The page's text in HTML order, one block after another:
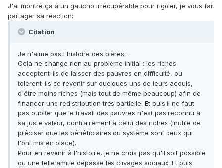
J'ai montré ça à un gaucho irrécupérable pour rigoler, je vous fait
partager sa réaction:
Citation
Je n'aime pas l'histoire des bières…
Cela ne change rien au problème initial : les riches
acceptent-ils de laisser des pauvres en difficulté, ou
tolèrent-ils de revenir sur quelques uns de leurs acquis,
d'être moins riches (mais tout de même beaucoup) afin de
financer une redistribution très partielle. Et puis il ne faut
pas oublier que le travail des pauvres n'est pas reconnu à
sa juste valeur, contrairement à celui des riches (inutile de
préciser que les bénéficiaires du système sont ceux qui
l'ont mis en place).
Pour en revenir à l'histoire, je ne crois pas qu'il soit possible
qu'une telle amitié dépasse les clivages sociaux. Et puis